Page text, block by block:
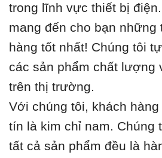
trong lĩnh vực thiết bị
mang đến cho bạn những
hàng tốt nhất! Chúng tôi
các sản phẩm chất lượng
trên thị trường.
Với chúng tôi, khách
tín là kim chỉ nam. Chúng
tất cả sản phẩm đều là